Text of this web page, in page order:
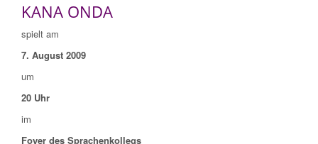
KANA ONDA
spielt am
7. August 2009
um
20 Uhr
im
Foyer des Sprachenkollegs